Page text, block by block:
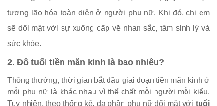
tượng lão hóa toàn diện ở người phụ nữ. Khi đó, chị em
sẽ đối mặt với sự xuống cấp về nhan sắc, tâm sinh lý và
sức khỏe.
2. Độ tuổi tiền mãn kinh là bao nhiêu?
Thông thường, thời gian bắt đầu giai đoạn tiền mãn kinh ở
mỗi phụ nữ là khác nhau vì thể chất mỗi người mỗi kiểu.
Tuy nhiên, theo thống kê, đa phần phụ nữ đối mặt với tuổi